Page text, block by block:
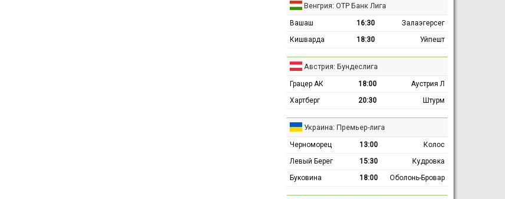
Венгрия: ОТР Банк Лига
Вашаш 16:30
Залаэгерсег
Кишварда
18:30 Уйпешт
Австрия: Бундеслига
Грацер АК 18:00
Аустрия Л
Хартберг
20:30 Штурм
Украина: Премьер-лига
Черноморец 13:00
Колос
Левый Берег
15:30
Кудровка
Буковина
18:00 Оболонь-Бровар